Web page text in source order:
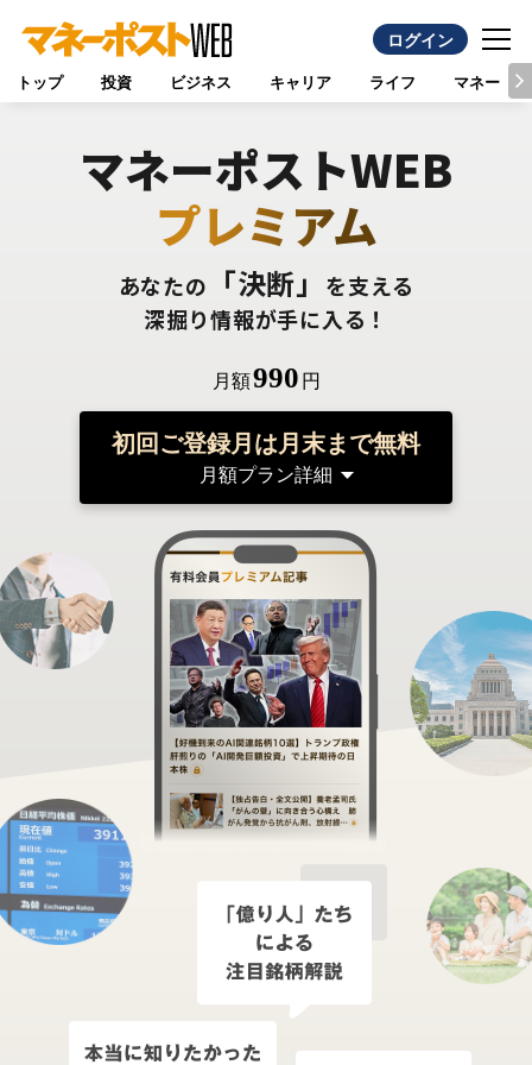
ログイン
トップ 投資 ビジネス キャリア ライフ マネー
マネーポストWEB
プレミアム
あなたの 「決断」
を支える
深掘り情報が手に入る！
月額990 円
初回ご登録月は月末まで無料
月額プラン詳細